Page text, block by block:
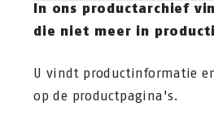
In ons productarchief
die niet meer in
U vindt productinformatie
op de productpagina's.